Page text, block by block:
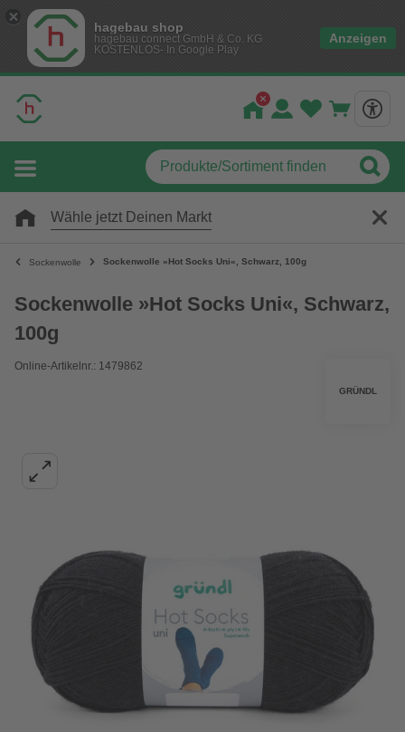
hagebau shop
hagebau connect GmbH & Co. KG
KOSTENLOS- In Google Play
Anzeigen
Wähle jetzt Deinen Markt
Sockenwolle Sockenwolle »Hot Socks Uni«, Schwarz, 100g
Sockenwolle »Hot Socks Uni«, Schwarz,
100g
Online-Artikelnr.: 1479862
GRÜNDL